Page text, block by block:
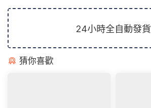
24小時全自動發貨
猜你喜歡